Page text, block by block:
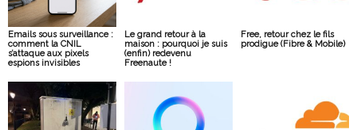
Emails sous surveillance :
comment la CNIL
s’attaque aux pixels
espions invisibles
Le grand retour à la
maison : pourquoi je suis
(enfin) redevenu
Freenaute !
Free, retour chez le fils
prodigue (Fibre & Mobile)